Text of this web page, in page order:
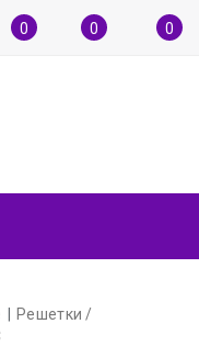
0 0 0
Решетки / диффузоры